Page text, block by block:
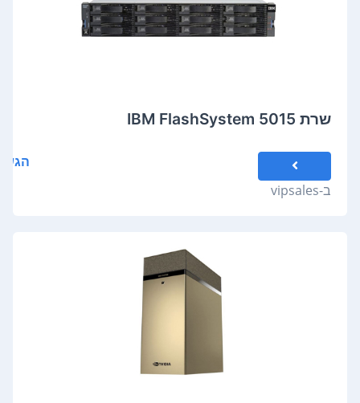
שרת IBM FlashSystem 5015
ב-vipsales